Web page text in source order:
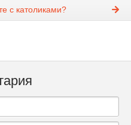
с католиками?